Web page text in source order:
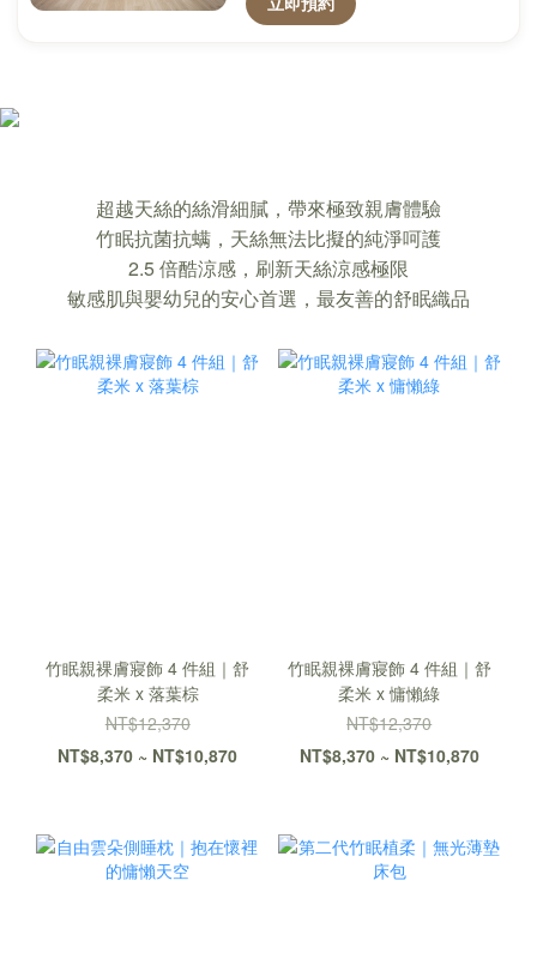
飾」｜超越天絲的舒適
超越天絲的絲滑細膩，帶來極致親膚體驗
竹眠抗菌抗螨，天絲無法比擬的純淨呵護
2.5 倍酷涼感，刷新天絲涼感極限
敏感肌與嬰幼兒的安心首選，最友善的舒眠織品
竹眠親裸膚寢飾 4 件組｜舒
柔米 x 落葉棕
NT$12,370
NT$8,370 ~ NT$10,870
竹眠親裸膚寢飾 4 件組｜舒
柔米 x 慵懶綠
NT$12,370
NT$8,370 ~ NT$10,870